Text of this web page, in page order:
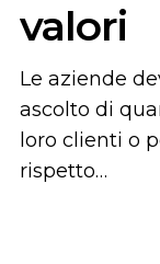
valori
Le aziende
ascolto di
loro clienti o
rispetto…